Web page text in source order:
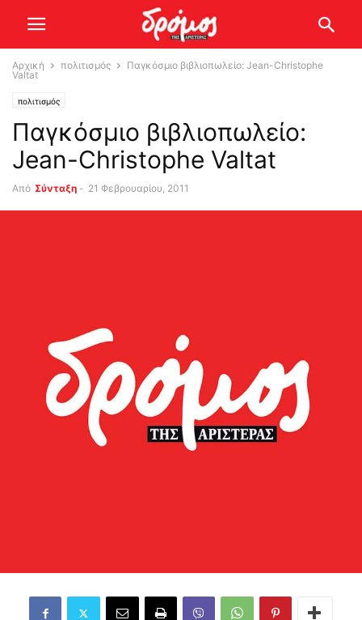
Αρχική πολιτισμός
Παγκόσμιο βιβλιοπωλείο: Jean-Christophe
Valtat
πολιτισμός
Παγκόσμιο βιβλιοπωλείο:
Jean-Christophe Valtat
Από Σύνταξη - 21 Φεβρουαρίου, 2011